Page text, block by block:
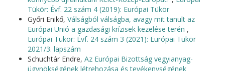
Tükör: Évf. 22 szám 4 (2019): Európai Tükör
Győri Enikő, Válságból válságba, avagy mit tanult az
Európai Unió a gazdasági krízisek kezelése terén ,
Európai Tükör: Évf. 24 szám 3 (2021): Európai Tükör
2021/3. lapszám
Schuchtár Endre, Az Európai Bizottság vegyianyag-
ügynökségének létrehozása és tevékenységének